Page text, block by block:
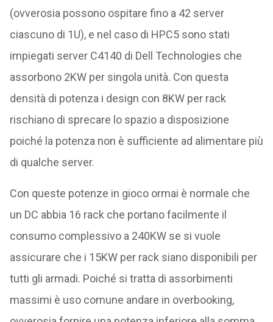
(ovverosia possono ospitare fino a 42 server
ciascuno di 1U), e nel caso di HPC5 sono stati
impiegati server C4140 di Dell Technologies che
assorbono 2KW per singola unità. Con questa
densità di potenza i design con 8KW per rack
rischiano di sprecare lo spazio a disposizione
poiché la potenza non è sufficiente ad alimentare più
di qualche server.
Con queste potenze in gioco ormai è normale che
un DC abbia 16 rack che portano facilmente il
consumo complessivo a 240KW se si vuole
assicurare che i 15KW per rack siano disponibili per
tutti gli armadi. Poiché si tratta di assorbimenti
massimi è uso comune andare in overbooking,